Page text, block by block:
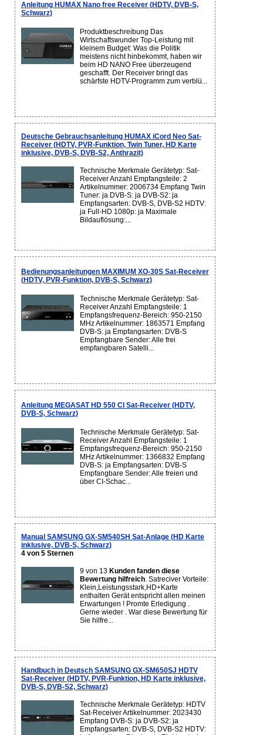
Anleitung HUMAX Nano free Receiver (HDTV, DVB-S,
Schwarz)
Produktbeschreibung Das
Wirtschaftswunder Top-Leistung mit
kleinem Budget: Was die Politik
meistens nicht hinbekommt, haben wir
beim HD NANO Free überzeugend
geschafft. Der Receiver bringt das
schärfste HDTV-Programm zum verblü...
Deutsche Gebrauchsanleitung HUMAX iCord Neo Sat-
Receiver (HDTV, PVR-Funktion, Twin Tuner, HD Karte
inklusive, DVB-S, DVB-S2, Anthrazit)
Technische Merkmale Gerätetyp: Sat-
Receiver Anzahl Empfangsteile: 2
Artikelnummer: 2006734 Empfang Twin
Tuner: ja DVB-S: ja DVB-S2: ja
Empfangsarten: DVB-S, DVB-S2 HDTV:
ja Full-HD 1080p: ja Maximale
Bildauflösung:...
Bedienungsanleitungen MAXIMUM XO-30S Sat-Receiver
(HDTV, PVR-Funktion, DVB-S, Schwarz)
Technische Merkmale Gerätetyp: Sat-
Receiver Anzahl Empfangsteile: 1
Empfangsfrequenz-Bereich: 950-2150
MHz Artikelnummer: 1863571 Empfang
DVB-S: ja Empfangsarten: DVB-S
Empfangbare Sender: Alle frei
empfangbaren Satelli...
Anleitung MEGASAT HD 550 CI Sat-Receiver (HDTV,
DVB-S, Schwarz)
Technische Merkmale Gerätetyp: Sat-
Receiver Anzahl Empfangsteile: 1
Empfangsfrequenz-Bereich: 950-2150
MHz Artikelnummer: 1366832 Empfang
DVB-S: ja Empfangsarten: DVB-S
Empfangbare Sender: Alle freien und
über CI-Schac...
Manual SAMSUNG GX-SM540SH Sat-Anlage (HD Karte
inklusive, DVB-S, Schwarz)
4 von 5 Sternen
9 von 13 Kunden fanden diese
Bewertung hilfreich. Satreciver Vorteile:
Klein,Leistungsstark,HD+Karte
enthalten Gerät entspricht allen meinen
Erwartungen ! Promte Erledigung .
Gerne wieder . War diese Bewertung für
Sie hilfre...
Handbuch in Deutsch SAMSUNG GX-SM650SJ HDTV
Sat-Receiver (HDTV, PVR-Funktion, HD Karte inklusive,
DVB-S, DVB-S2, Schwarz)
Technische Merkmale Gerätetyp: HDTV
Sat-Receiver Artikelnummer: 2023430
Empfang DVB-S: ja DVB-S2: ja
Empfangsarten: DVB-S, DVB-S2 HDTV: